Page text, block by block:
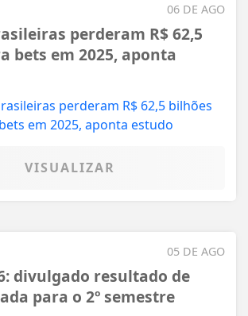
06 DE AGO
perderam R$ 62,5
bets em 2025, aponta
VISUALIZAR
05 DE AGO
divulgado resultado de
para o 2º semestre